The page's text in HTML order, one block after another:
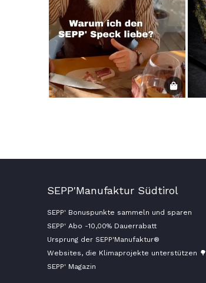
SEPP'Manufaktur Südtirol
SEPP' Bonuspunkte sammeln und sparen
SEPP' Abo -10,00% Dauerrabatt
Ursprung der SEPP'Manufaktur®
Websites, die Klimaprojekte unterstützen 🌳
SEPP' Magazin